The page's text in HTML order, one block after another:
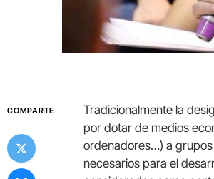
COMPARTE
Tradicionalmente la
por dotar de medios
ordenadores…) a grupos
necesarios para el